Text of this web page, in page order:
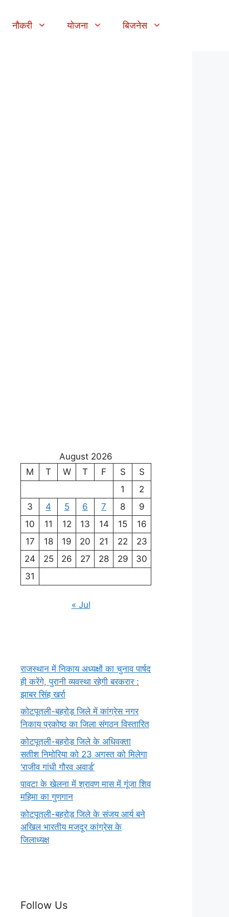
नौकरी योजना बिजनेस
August 2026
M
T W T F S
S
1
2
3
4 5 6 7 8
9
10
11 12 13 14 15
16
17
18 19 20 21 22
23
24
25 26 27 28 29
30
31
« Jul
राजस्थान में निकाय अध्यक्षों का चुनाव पार्षद
ही करेंगे, पुरानी व्यवस्था रहेगी बरकरार :
झाबर सिंह खर्रा
कोटपूतली-बहरोड़ जिले में कांग्रेस नगर
निकाय प्रकोष्ठ का जिला संगठन विस्तारित
कोटपूतली-बहरोड़ जिले के अधिवक्ता
सतीश निमोरिया को 23 अगस्त को मिलेगा
‘राजीव गांधी गौरव अवार्ड’
पावटा के खेलना में श्रावण मास में गूंजा शिव
महिमा का गुणगान
कोटपूतली-बहरोड़ जिले के संजय आर्य बने
अखिल भारतीय मजदूर कांग्रेस के
जिलाध्यक्ष
Follow Us